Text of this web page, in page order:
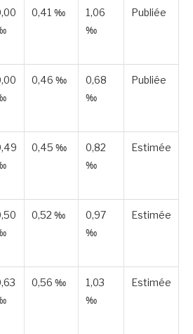
0,41 ‰
1,06
‰
Publiée
0,46 ‰
0,68
‰
Publiée
0,45 ‰
0,82
‰
Estimée
0,52 ‰
0,97
‰
Estimée
0,56 ‰
1,03
‰
Estimée